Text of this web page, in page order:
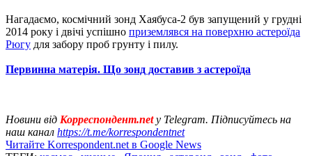
Нагадаємо, космічний зонд Хаябуса-2 був запущений у грудні
2014 року і двічі успішно приземлявся на поверхню астероїда
Рюгу для забору проб грунту і пилу.
Первинна матерія. Що зонд доставив з астероїда
Новини від Корреспондент.netу Telegram. Підписуйтесь на
наш канал https://t.me/korrespondentnet
Читайте Korrespondent.net в Google News